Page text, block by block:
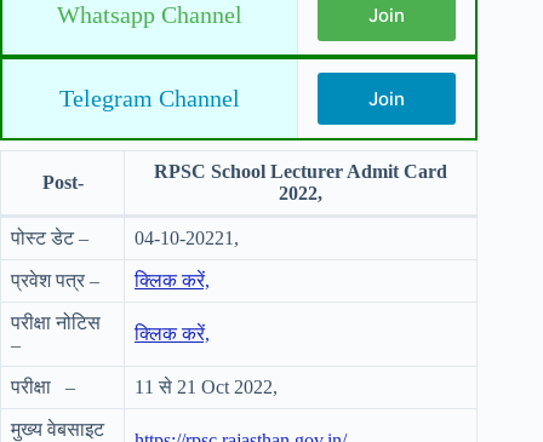
Whatsapp Channel Join
Telegram Channel Join
Post-
RPSC School Lecturer Admit Card
2022,
पोस्ट डेट – 04-10-20221,
प्रवेश पत्र – क्लिक करें,
परीक्षा नोटिस
–
क्लिक करें,
परीक्षा – 11 से 21 Oct 2022,
मुख्य वेबसाइट